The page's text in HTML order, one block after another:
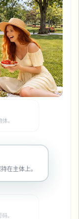
在主体上。
。
符合隐私
。